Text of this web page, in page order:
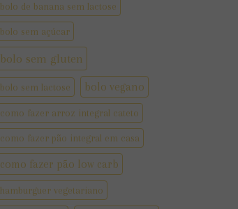
bolo de banana sem lactose
bolo sem açúcar
bolo sem gluten
bolo sem lactose bolo vegano
como fazer arroz integral cateto
como fazer pão integral em casa
como fazer pão low carb
hamburguer vegetariano